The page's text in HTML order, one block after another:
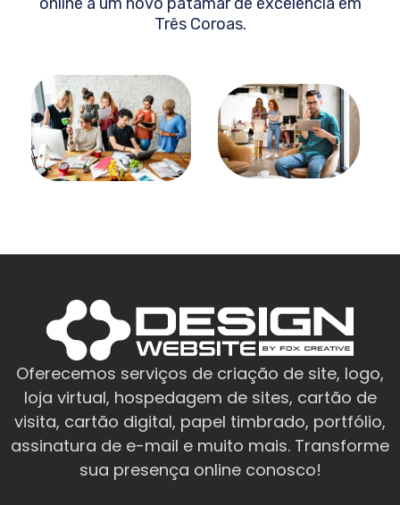
Três Coroas.
Oferecemos serviços de criação de site, logo,
loja virtual, hospedagem de sites, cartão de
visita, cartão digital, papel timbrado, portfólio,
assinatura de e-mail e muito mais. Transforme
sua presença online conosco!